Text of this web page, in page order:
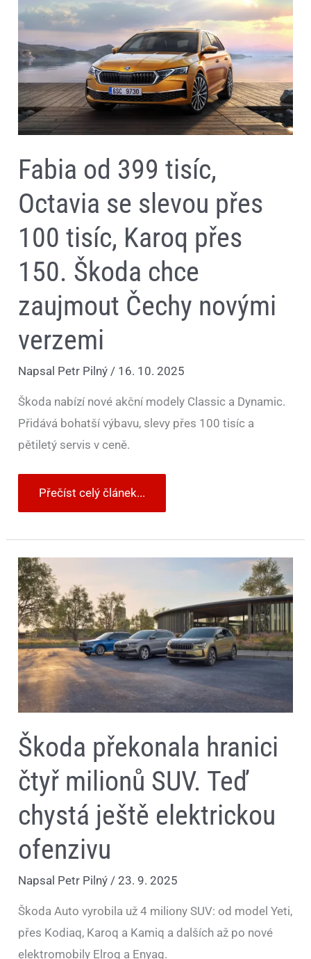
Fabia od 399 tisíc,
Octavia se slevou přes
100 tisíc, Karoq přes
150. Škoda chce
zaujmout Čechy novými
verzemi
Napsal Petr Pilný/ 16. 10. 2025
Škoda nabízí nové akční modely Classic a Dynamic.
Přidává bohatší výbavu, slevy přes 100 tisíc a
pětiletý servis v ceně.
399
tisíc,
Octavia
se
slevou
přes
100
tisíc,
Karoq
přes
150.
Škoda
zaujmout
Čechy
verzemi
Přečíst celý článek...
Škoda překonala hranici
čtyř milionů SUV. Teď
chystá ještě elektrickou
ofenzivu
Napsal Petr Pilný/23. 9. 2025
Škoda Auto vyrobila už 4 miliony SUV: od model Yeti,
přes Kodiaq, Karoq a Kamiq a dalších až po nové
elektromobily Elroq a Enyaq.
Škoda
překonala
hranici
čtyř
milionů
SUV.
Teď
chystá
ještě
elektrickou
ofenzivu